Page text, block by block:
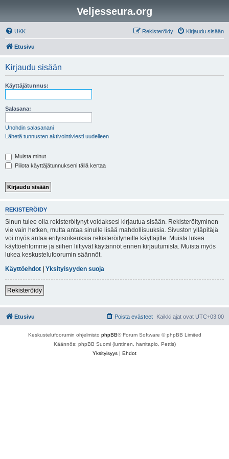
Veljesseura.org
UKK Kirjaudu sisään
Rekisteröidy
Etusivu
Kirjaudu sisään
Käyttäjätunnus:
Salasana:
Unohdin salasanani
Lähetä tunnusten aktivointiviesti uudelleen
Muista minut
Piilota käyttäjätunnukseni tällä kertaa
REKISTERÖIDY
Sinun tulee olla rekisteröitynyt voidaksesi kirjautua sisään. Rekisteröityminen
vie vain hetken, mutta antaa sinulle lisää mahdollisuuksia. Sivuston ylläpitäjä
voi myös antaa erityisoikeuksia rekisteröityneille käyttäjille. Muista lukea
käyttöehtomme ja siihen liittyvät käytännöt ennen kirjautumista. Muista myös
lukea keskustelufoorumin säännöt.
Käyttöehdot | Yksityisyyden suoja
Rekisteröidy
Etusivu Kaikki ajat ovat UTC+03:00
Poista evästeet
Keskustelufoorumin ohjelmisto phpBB® Forum Software © phpBB Limited
Käännös: phpBB Suomi (lurttinen, harritapio, Pettis)
Yksityisyys | Ehdot